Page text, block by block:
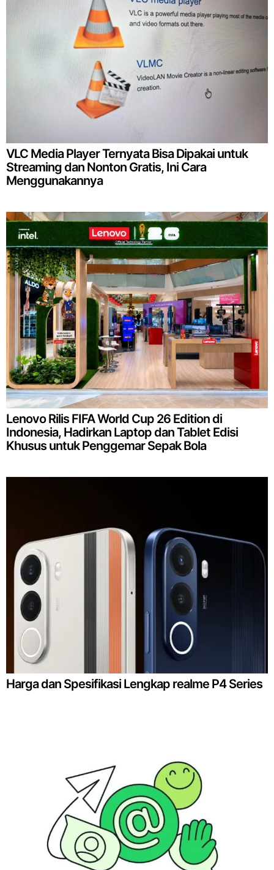
VLC Media Player Ternyata Bisa Dipakai untuk
Streaming dan Nonton Gratis, Ini Cara
Menggunakannya
Lenovo Rilis FIFA World Cup 26 Edition di
Indonesia, Hadirkan Laptop dan Tablet Edisi
Khusus untuk Penggemar Sepak Bola
Harga dan Spesifikasi Lengkap realme P4 Series